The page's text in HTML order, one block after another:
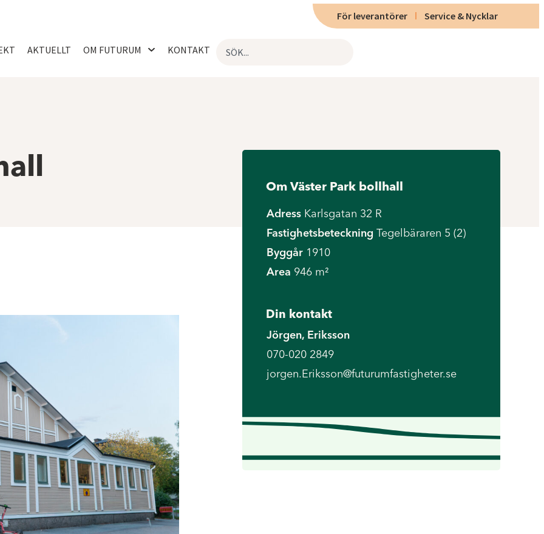
AKTUELLT OM FUTURUM KONTAKT
För leverantörer Service & Nycklar
Om Väster Park bollhall
Adress Karlsgatan 32 R
Fastighetsbeteckning Tegelbäraren 5 (2)
Byggår 1910
Area 946 m²
Din kontakt
Jörgen, Eriksson
070-020 2849
jorgen.Eriksson@futurumfastigheter.se